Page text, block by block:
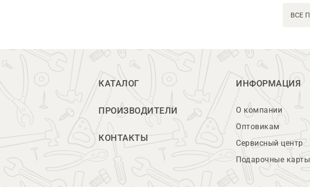
ВСЕ
КАТАЛОГ
ПРОИЗВОДИТЕЛИ
КОНТАКТЫ
ИНФОРМАЦИЯ
О компании
Оптовикам
Сервисный центр
Подарочные карты